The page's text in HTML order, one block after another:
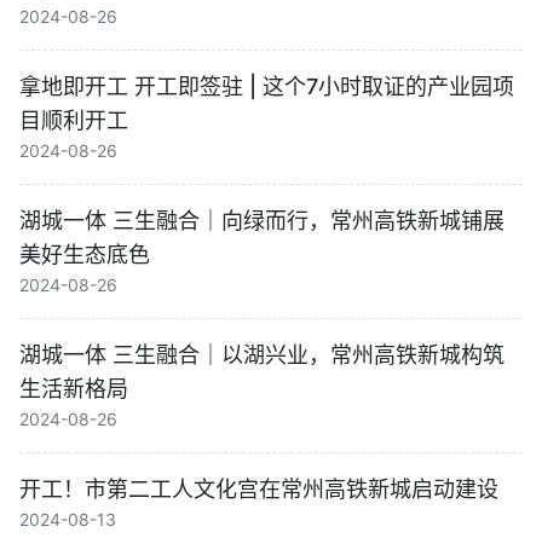
2024-08-26
拿地即开工 开工即签驻 | 这个7小时取证的产业园项
目顺利开工
2024-08-26
湖城一体 三生融合｜向绿而行，常州高铁新城铺展
美好生态底色
2024-08-26
湖城一体 三生融合｜以湖兴业，常州高铁新城构筑
生活新格局
2024-08-26
开工！市第二工人文化宫在常州高铁新城启动建设
2024-08-13